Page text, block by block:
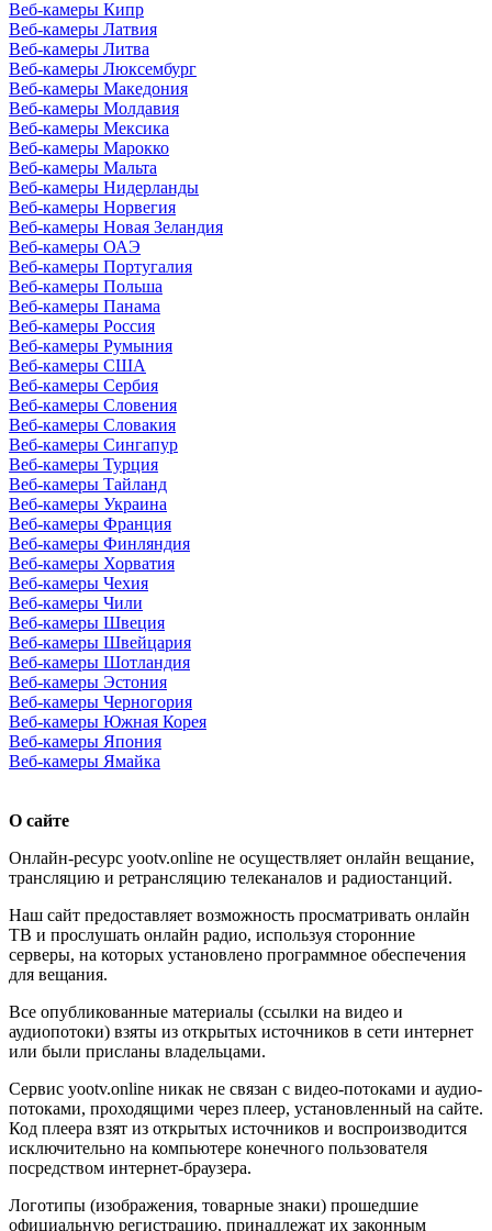
Веб-камеры Кипр
Веб-камеры Латвия
Веб-камеры Литва
Веб-камеры Люксембург
Веб-камеры Македония
Веб-камеры Молдавия
Веб-камеры Мексика
Веб-камеры Марокко
Веб-камеры Мальта
Веб-камеры Нидерланды
Веб-камеры Норвегия
Веб-камеры Новая Зеландия
Веб-камеры ОАЭ
Веб-камеры Португалия
Веб-камеры Польша
Веб-камеры Панама
Веб-камеры Россия
Веб-камеры Румыния
Веб-камеры США
Веб-камеры Сербия
Веб-камеры Словения
Веб-камеры Словакия
Веб-камеры Сингапур
Веб-камеры Турция
Веб-камеры Тайланд
Веб-камеры Украина
Веб-камеры Франция
Веб-камеры Финляндия
Веб-камеры Хорватия
Веб-камеры Чехия
Веб-камеры Чили
Веб-камеры Швеция
Веб-камеры Швейцария
Веб-камеры Шотландия
Веб-камеры Эстония
Веб-камеры Черногория
Веб-камеры Южная Корея
Веб-камеры Япония
Веб-камеры Ямайка
О сайте
Онлайн-ресурс yootv.online не осуществляет онлайн вещание,
трансляцию и ретрансляцию телеканалов и радиостанций.
Наш сайт предоставляет возможность просматривать онлайн
ТВ и прослушать онлайн радио, используя сторонние
серверы, на которых установлено программное обеспечения
для вещания.
Все опубликованные материалы (ссылки на видео и
аудиопотоки) взяты из открытых источников в сети интернет
или были присланы владельцами.
Сервис yootv.online никак не связан с видео-потоками и аудио-
потоками, проходящими через плеер, установленный на сайте.
Код плеера взят из открытых источников и воспроизводится
исключительно на компьютере конечного пользователя
посредством интернет-браузера.
Логотипы (изображения, товарные знаки) прошедшие
официальную регистрацию, принадлежат их законным